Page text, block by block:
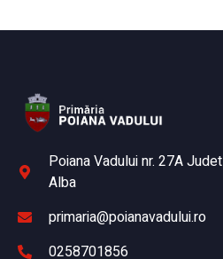
Poiana Vadului nr. 27A Judet
Alba
primaria@poianavadului.ro
0258701856